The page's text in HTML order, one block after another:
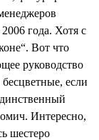
года. Хотя с
Вот что
руководство
если
Интересно,
шестеро